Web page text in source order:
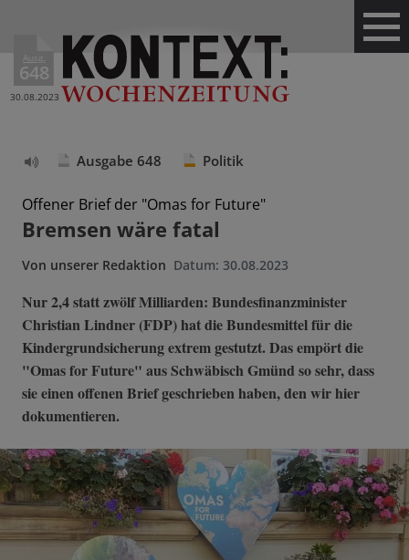
Ausg.
648
30.08.2023
vorlesen
Ausgabe 648 Politik
Offener Brief der "Omas for Future"
Bremsen wäre fatal
Von unserer Redaktion Datum: 30.08.2023
Nur 2,4 statt zwölf Milliarden: Bundesfinanzminister
Christian Lindner (FDP) hat die Bundesmittel für die
Kindergrundsicherung extrem gestutzt. Das empört die
"Omas for Future" aus Schwäbisch Gmünd so sehr, dass
sie einen offenen Brief geschrieben haben, den wir hier
dokumentieren.